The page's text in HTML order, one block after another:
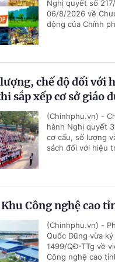
Nghị quyết số
06/8/2026 về
động của Chính
lượng, chế độ đối với
sắp xếp cơ sở giáo
(Chinhphu.vn) -
hành Nghị quyết
cơ cấu, số lượng
sách đối với hiệu
Công nghệ cao
(Chinhphu.vn) -
Quốc Dũng vừa
1499/QĐ-TTg về
Công nghệ cao